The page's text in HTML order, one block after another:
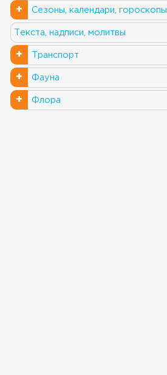
+ Сезоны, календари, гороскопы
Текста, надписи, молитвы
+ Транспорт
+ Фауна
+ Флора